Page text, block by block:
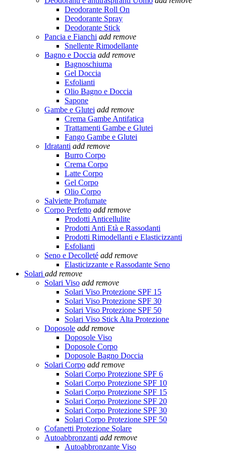
Deodorante Roll On
Deodorante Spray
Deodorante Stick
Pancia e Fianchi add remove
Snellente Rimodellante
Bagno e Doccia add remove
Bagnoschiuma
Gel Doccia
Esfolianti
Olio Bagno e Doccia
Sapone
Gambe e Glutei add remove
Crema Gambe Antifatica
Trattamenti Gambe e Glutei
Fango Gambe e Glutei
Idratanti add remove
Burro Corpo
Crema Corpo
Latte Corpo
Gel Corpo
Olio Corpo
Salviette Profumate
Corpo Perfetto add remove
Prodotti Anticellulite
Prodotti Anti Età e Rassodanti
Prodotti Rimodellanti e Elasticizzanti
Esfolianti
Seno e Decolleté add remove
Elasticizzante e Rassodante Seno
Solari add remove
Solari Viso add remove
Solari Viso Protezione SPF 15
Solari Viso Protezione SPF 30
Solari Viso Protezione SPF 50
Solari Viso Stick Alta Protezione
Doposole add remove
Doposole Viso
Doposole Corpo
Doposole Bagno Doccia
Solari Corpo add remove
Solari Corpo Protezione SPF 6
Solari Corpo Protezione SPF 10
Solari Corpo Protezione SPF 15
Solari Corpo Protezione SPF 20
Solari Corpo Protezione SPF 30
Solari Corpo Protezione SPF 50
Cofanetti Protezione Solare
Autoabbronzanti add remove
Autoabbronzante Viso